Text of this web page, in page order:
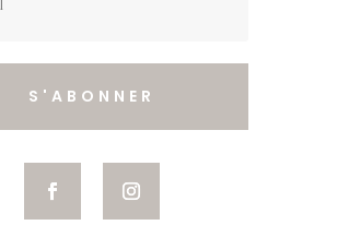
S'ABONNER